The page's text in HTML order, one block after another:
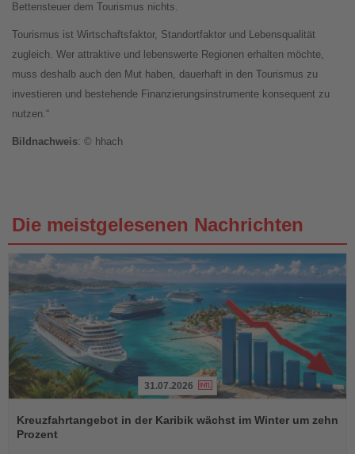
Bettensteuer dem Tourismus nichts.
Tourismus ist Wirtschaftsfaktor, Standortfaktor und Lebensqualität
zugleich. Wer attraktive und lebenswerte Regionen erhalten möchte,
muss deshalb auch den Mut haben, dauerhaft in den Tourismus zu
investieren und bestehende Finanzierungsinstrumente konsequent zu
nutzen.“
Bildnachweis: © hhach
Die meistgelesenen Nachrichten
Sie
die
31.07.2026
Kreuzfahrtangebot in der Karibik wächst im Winter um zehn
Prozent